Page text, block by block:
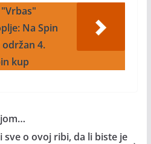
"Vrbas"
Na Spin
4.
kup
sve o ovoj ribi, da li biste je